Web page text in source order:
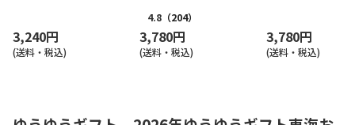
3,240円
(送料・税込)
4.8 （204）
3,780円
(送料・税込)
3,780円
(送料・税込)